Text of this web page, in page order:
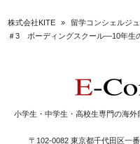
株式会社KITE » 留学コンシェルジュ
＃3 ボーディングスクール―10年生
小学生・中学生・高校生専門の海外
〒102-0082 東京都千代田区一